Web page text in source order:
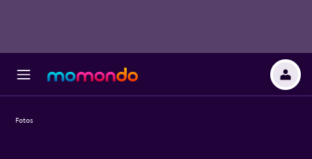
Fotos